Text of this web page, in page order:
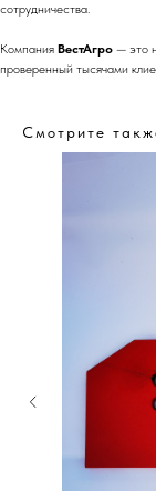
сотрудничества.
Компания ВестАгро — это
проверенный тысячами
Смотрите